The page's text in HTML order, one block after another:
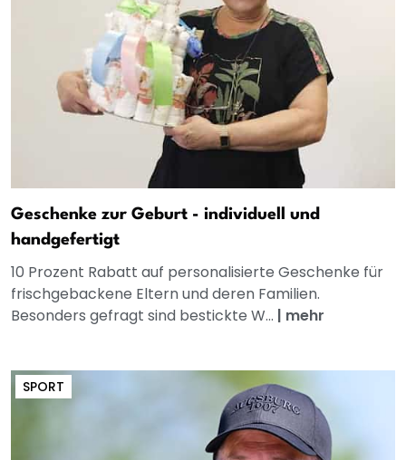
Geschenke zur Geburt - individuell und
handgefertigt
10 Prozent Rabatt auf personalisierte Geschenke für
frischgebackene Eltern und deren Familien.
Besonders gefragt sind bestickte W... | mehr
SPORT